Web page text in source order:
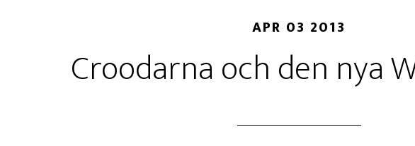
APR 03 2013
Croodarna och den nya